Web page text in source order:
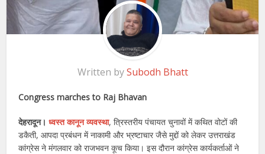
Written bySubodh Bhatt
Congress marches to Raj Bhavan
देहरादून। ध्वस्त कानून व्यवस्था, त्रिस्तरीय पंचायत चुनावों में कथित वोटों की
डकैती, आपदा प्रबंधन में नाकामी और भ्रष्टाचार जैसे मुद्दों को लेकर उत्तराखंड
कांग्रेस ने मंगलवार को राजभवन कूच किया। इस दौरान कांग्रेस कार्यकर्ताओं ने